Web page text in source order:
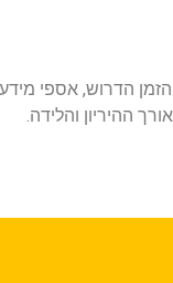
הדרוש, אספי מידע,
ההיריון והלידה.